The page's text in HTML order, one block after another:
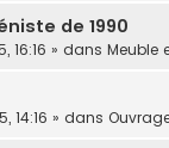
de 1990
16:16 » dans Meuble
14:16 » dans